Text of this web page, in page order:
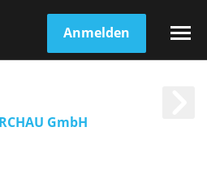
Anmelden
GmbH